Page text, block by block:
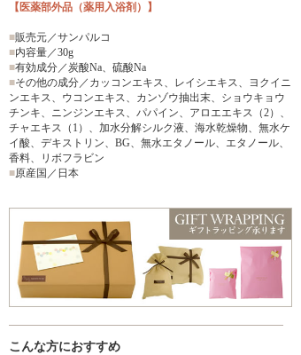
【医薬部外品（薬用入浴剤）】
■販売元／サンパルコ
■内容量／30g
■有効成分／炭酸Na、硫酸Na
■その他の成分／カッコンエキス、レイシエキス、ヨクイニ
ンエキス、ウコンエキス、カンゾウ抽出末、ショウキョウ
チンキ、ニンジンエキス、パパイン、アロエエキス（2）、
チャエキス（1）、加水分解シルク液、海水乾燥物、無水ケ
イ酸、デキストリン、BG、無水エタノール、エタノール、
香料、リボフラビン
■原産国／日本
こんな方におすすめ